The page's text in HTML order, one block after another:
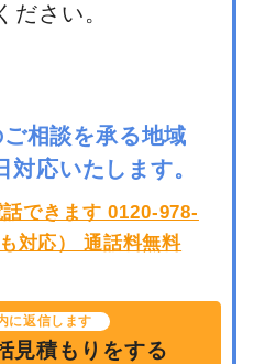
ださい。
相談を承る地域
応いたします。
に返信します
見積もりをする